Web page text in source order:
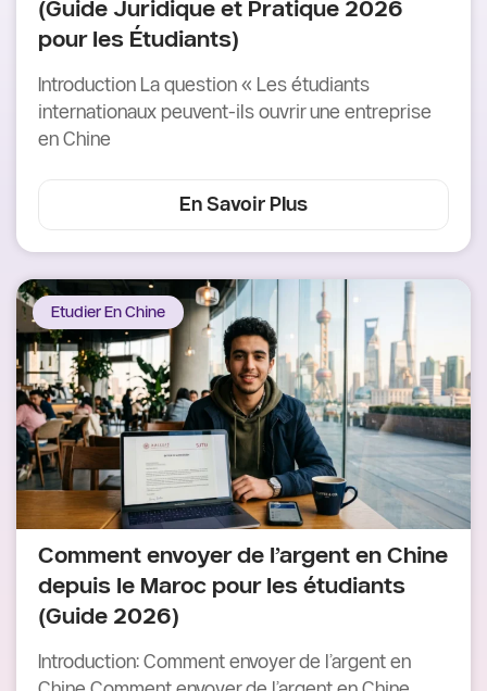
(Guide Juridique et Pratique 2026
pour les Étudiants)
Introduction La question « Les étudiants
internationaux peuvent-ils ouvrir une entreprise
en Chine
En Savoir Plus
Etudier En Chine
Comment envoyer de l’argent en Chine
depuis le Maroc pour les étudiants
(Guide 2026)
Introduction: Comment envoyer de l’argent en